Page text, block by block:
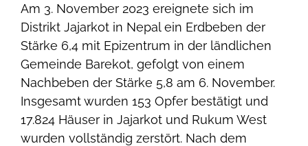
Am 3. November 2023 ereignete sich im
Distrikt Jajarkot in Nepal ein Erdbeben der
Stärke 6,4 mit Epizentrum in der ländlichen
Gemeinde Barekot, gefolgt von einem
Nachbeben der Stärke 5,8 am 6. November.
Insgesamt wurden 153 Opfer bestätigt und
17.824 Häuser in Jajarkot und Rukum West
wurden vollständig zerstört. Nach dem